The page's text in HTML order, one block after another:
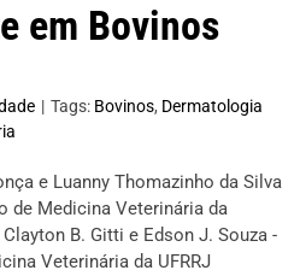
em Bovinos
| Tags: Bovinos, Dermatologia
e Luanny Thomazinho da Silva
de Medicina Veterinária da
B. Gitti e Edson J. Souza -
Veterinária da UFRRJ